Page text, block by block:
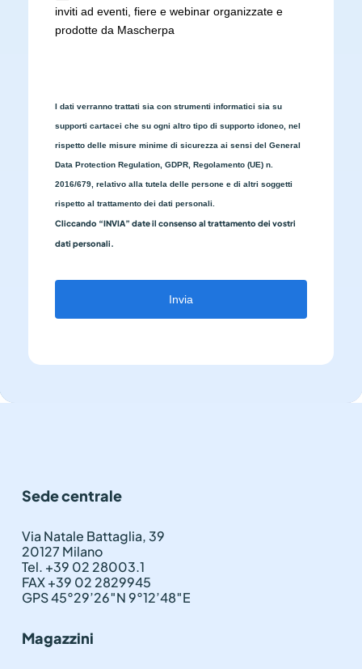
inviti ad eventi, fiere e webinar organizzate e
prodotte da Mascherpa
I dati verranno trattati sia con strumenti informatici sia su
supporti cartacei che su ogni altro tipo di supporto idoneo, nel
rispetto delle misure minime di sicurezza ai sensi del General
Data Protection Regulation, GDPR, Regolamento (UE) n.
2016/679, relativo alla tutela delle persone e di altri soggetti
rispetto al trattamento dei dati personali.
Cliccando “INVIA” date il consenso al trattamento dei vostri
dati personali.
Invia
Sede centrale
Via Natale Battaglia, 39
20127 Milano
Tel. +39 02 28003.1
FAX +39 02 2829945
GPS 45°29’26″N 9°12’48″E
Magazzini